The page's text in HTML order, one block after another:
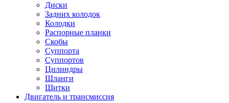
Диски
Задних колодок
Колодки
Распорные планки
Скобы
Суппорта
Суппортов
Цилиндры
Шланги
Щитки
Двигатель и трансмиссия